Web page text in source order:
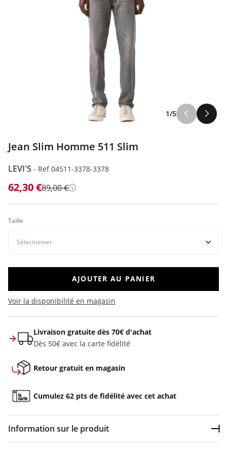
1/5
Jean Slim Homme 511 Slim
LEVI'S - Ref 04511-3378-3378
62,30 €89,00 € Détails
Taille
AJOUTER AU PANIER
Voir la disponibilité en magasin
Livraison gratuite dès 70€ d'achat
Dès 50€ avec la carte fidélité
Retour gratuit en magasin
Cumulez 62 pts de fidélité avec cet achat
Information sur le produit